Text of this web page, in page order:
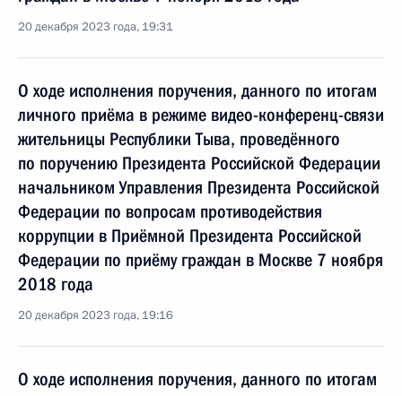
20 декабря 2023 года, 19:31
О ходе исполнения поручения, данного по итогам
личного приёма в режиме видео-конференц-связи
жительницы Республики Тыва, проведённого
по поручению Президента Российской Федерации
начальником Управления Президента Российской
Федерации по вопросам противодействия
коррупции в Приёмной Президента Российской
Федерации по приёму граждан в Москве 7 ноября
2018 года
20 декабря 2023 года, 19:16
О ходе исполнения поручения, данного по итогам